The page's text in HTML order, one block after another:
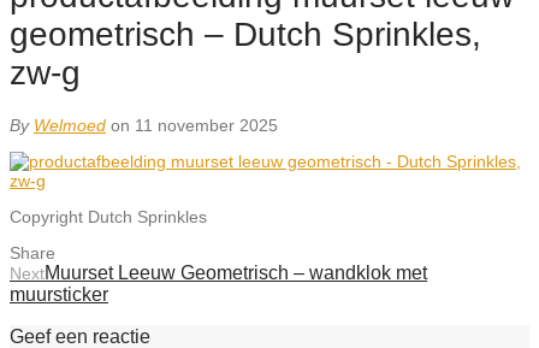
geometrisch – Dutch Sprinkles,
zw-g
By Welmoed on 11 november 2025
Copyright Dutch Sprinkles
Share
NextMuurset Leeuw Geometrisch – wandklok met
muursticker
Geef een reactie